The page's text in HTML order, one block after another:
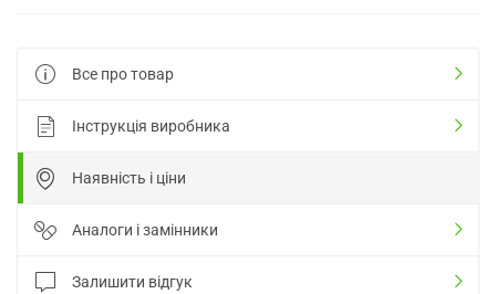
Все про товар
Інструкція виробника
Наявність і ціни
Аналоги і замінники
Залишити відгук